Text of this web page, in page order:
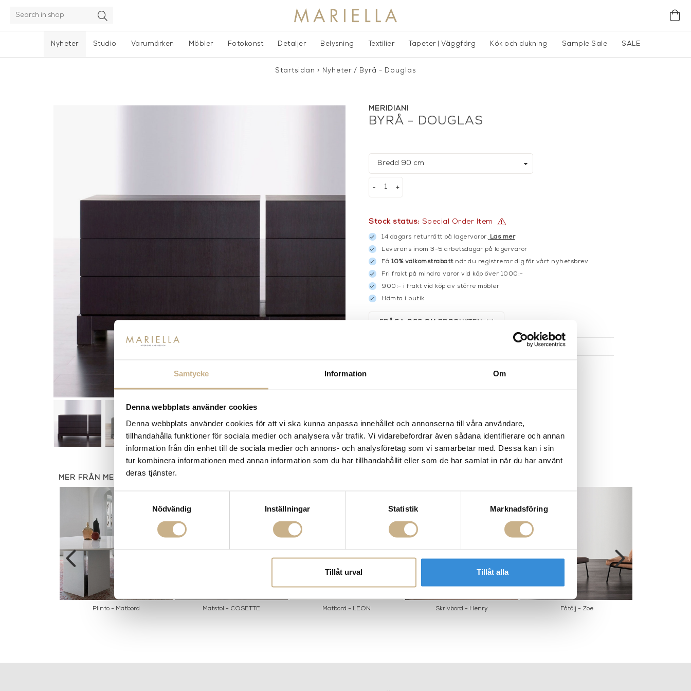
Samtycke Information Om
Denna webbplats använder cookies
Denna webbplats använder cookies för att vi ska kunna anpassa innehållet och annonserna till våra användare,
tillhandahålla funktioner för sociala medier och analysera vår trafik. Vi vidarebefordrar även sådana identifierare och annan
information från din enhet till de sociala medier och annons- och analysföretag som vi samarbetar med. Dessa kan i sin
tur kombinera informationen med annan information som du har tillhandahållit eller som de har samlat in när du har använt
deras tjänster.
Nödvändig
Inställningar Statistik Marknadsföring
Tillåt urval Tillåt alla
Nyheter Studio Varumärken Möbler Fotokonst Detaljer Belysning Textilier Tapeter | Väggfärg Kök och dukning Sample Sale SALE
Startsidan > Nyheter / Byrå - Douglas
MERIDIANI
BYRÅ - DOUGLAS
+
-
Stock status: Special Order Item
14 dagars returrätt på lagervaror. Läs mer
Leverans inom 3-5 arbetsdagar på lagervaror
Få 10% välkomstrabattnär du registrerar dig för vårt nyhetsbrev
Fri frakt på mindra varor vid köp över 1000:-
900:- i frakt vid köp av större möbler
Hämta i butik
FRÅGA OSS OM PRODUKTEN
MER FRÅN MERIDIANI
Plinto - Matbord Matstol - COSETTE Matbord - LEON Skrivbord - Henry Fåtölj - Zoe